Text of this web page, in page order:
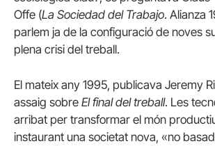
Offe (La Sociedad del Trabajo. Alianza
parlem ja de la configuració de noves
plena crisi del treball.
El mateix any 1995, publicava Jeremy
assaig sobre El final del treball. Les
arribat per transformar el món
instaurant una societat nova, «no